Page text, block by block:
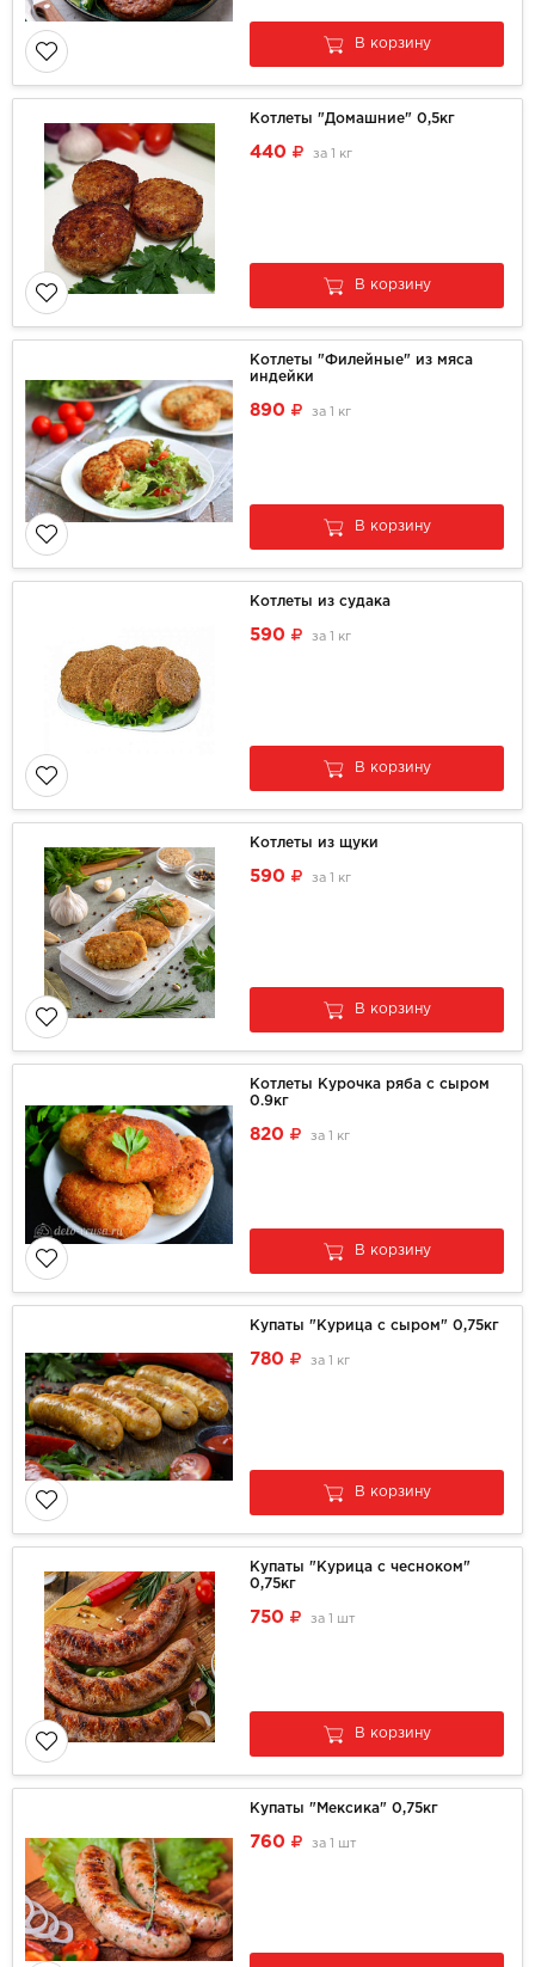
В корзину
Котлеты "Домашние" 0,5кг
440 за 1 кг
В корзину
Котлеты "Филейные" из мяса
индейки
890 за 1 кг
В корзину
Котлеты из судака
590 за 1 кг
В корзину
Котлеты из щуки
590 за 1 кг
В корзину
Котлеты Курочка ряба с сыром
0.9кг
820 за 1 кг
В корзину
Купаты "Курица с сыром" 0,75кг
780 за 1 кг
В корзину
Купаты "Курица с чесноком"
0,75кг
750 за 1 шт
В корзину
Купаты "Мексика" 0,75кг
760 за 1 шт